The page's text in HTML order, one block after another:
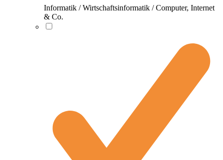
Informatik / Wirtschaftsinformatik / Computer, Internet
& Co.